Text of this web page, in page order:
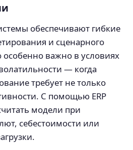
обеспечивают гибкие
и сценарного
важно в условиях
— когда
требует не только
С помощью ERP
модели при
себестоимости или